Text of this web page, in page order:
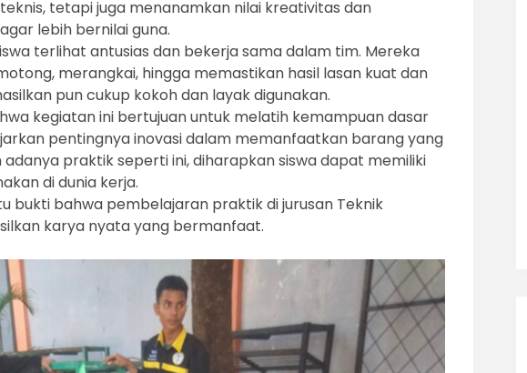
tetapi juga menanamkan nilai kreativitas dan
lebih bernilai guna.
terlihat antusias dan bekerja sama dalam tim. Mereka
merangkai, hingga memastikan hasil lasan kuat dan
pun cukup kokoh dan layak digunakan.
kegiatan ini bertujuan untuk melatih kemampuan dasar
pentingnya inovasi dalam memanfaatkan barang yang
praktik seperti ini, diharapkan siswa dapat memiliki
di dunia kerja.
bukti bahwa pembelajaran praktik di jurusan Teknik
karya nyata yang bermanfaat.